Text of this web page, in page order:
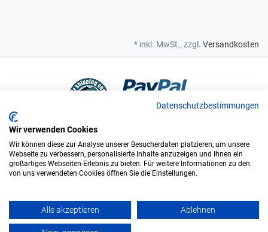
* inkl. MwSt., zzgl. Versandkosten
Bei uns sind Sie in sicheren Händen
Vinopolis GmbH & Co. KG. © Alle Rechte vorbehalten. - ÖKO zertifiziert
Datenschutzbestimmungen
Wir verwenden Cookies
Wir können diese zur Analyse unserer Besucherdaten platzieren, um unsere
Webseite zu verbessern, personalisierte Inhalte anzuzeigen und Ihnen ein
großartiges Webseiten-Erlebnis zu bieten. Für weitere Informationen zu den
von uns verwendeten Cookies öffnen Sie die Einstellungen.
Alle akzeptieren Ablehnen